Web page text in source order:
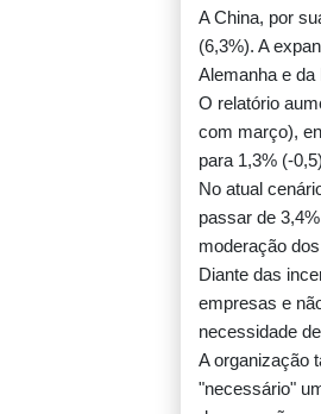
Rodri dá sinal
com o
Autoridades
parque da
Crianças
nas ruas de
A China, por
(6,3%). A
Alemanha e
O relatório
com março),
para 1,3% (-
No atual
passar de
moderação
Diante das
empresas e
necessidade
A organização
"necessário"